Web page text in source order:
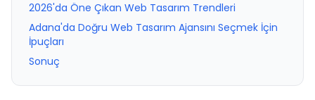
2026'da Öne Çıkan Web Tasarım Trendleri
Adana'da Doğru Web Tasarım Ajansını Seçmek İçin
İpuçları
Sonuç